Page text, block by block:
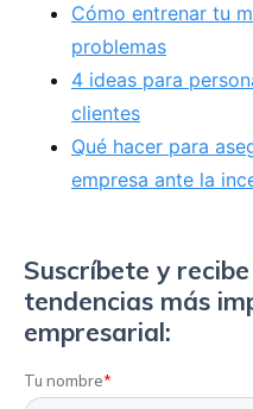
Cómo entrenar tu
problemas
4 ideas para
clientes
Qué hacer para
empresa ante la